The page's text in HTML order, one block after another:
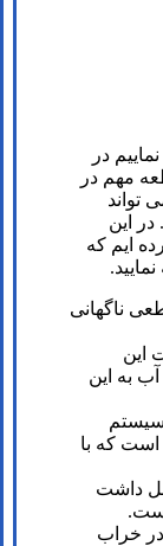
در
مهم در
تواند
این
ایم که
ناگهانی
این
به این
سیستم
که با
داشت
در خراب